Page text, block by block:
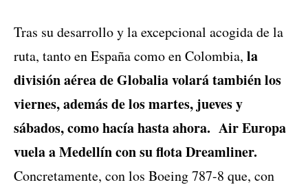
Tras su desarrollo y la excepcional acogida de la
ruta, tanto en España como en Colombia, la
división aérea de Globalia volará también los
viernes, además de los martes, jueves y
sábados, como hacía hasta ahora. Air Europa
vuela a Medellín con su flota Dreamliner.
Concretamente, con los Boeing 787-8 que, con